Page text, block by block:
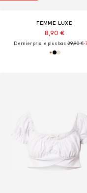
FEMME LUXE
8,90 €
Dernier prix le plus bas :29,90 €-